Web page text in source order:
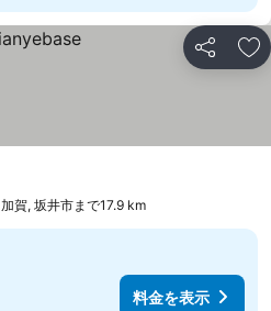
シェア お
加賀, 坂井市まで17.9 km
料金を表示